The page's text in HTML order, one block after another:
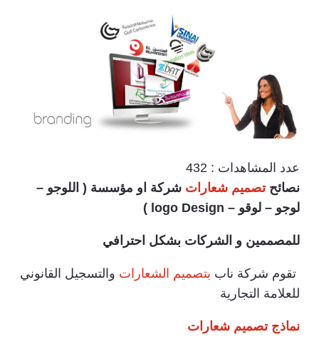
عدد المشاهدات : 432
نصائحتصميم شعارات شركة او مؤسسة ( اللوجو –
لوجو – لوقو – logo Design )
للمصممين و الشركات بشكل احترافي
تقوم شركة ناب بتصميم الشعارات والتسجيل القانوني
للعلامة التجارية
نماذج تصميم شعارات